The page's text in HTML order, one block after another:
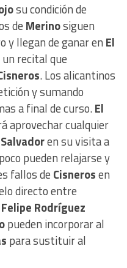
su condición de
de Merinosiguen
y llegan de ganar en El
recital que
. Los alicantinos
y sumando
a final de curso.El
aprovechar cualquier
en su visita a
pueden relajarse y
fallos de Cisnerosen
directo entre
Felipe Rodríguez
pueden incorporar al
para sustituir al